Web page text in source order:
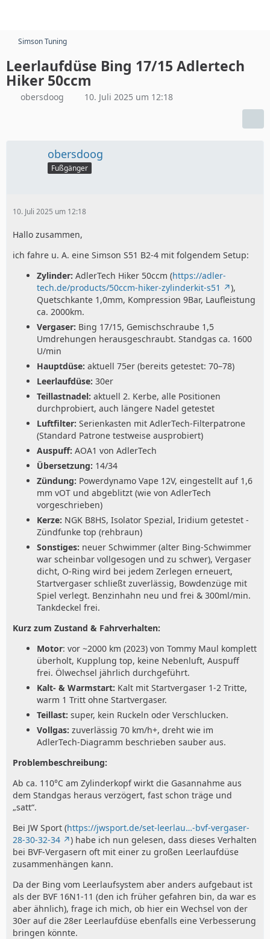
Simson Tuning
Leerlaufdüse Bing 17/15 Adlertech
Hiker 50ccm
obersdoog 10. Juli 2025 um 12:18
obersdoog
Fußgänger
10. Juli 2025 um 12:18
Hallo zusammen,
ich fahre u. A. eine Simson S51 B2-4 mit folgendem Setup:
Zylinder: AdlerTech Hiker 50ccm (https://adler-
tech.de/products/50ccm-hiker-zylinderkit-s51
),
Quetschkante 1,0mm, Kompression 9Bar, Laufleistung
ca. 2000km.
Vergaser: Bing 17/15, Gemischschraube 1,5
Umdrehungen herausgeschraubt. Standgas ca. 1600
U/min
Hauptdüse: aktuell 75er (bereits getestet: 70–78)
Leerlaufdüse: 30er
Teillastnadel: aktuell 2. Kerbe, alle Positionen
durchprobiert, auch längere Nadel getestet
Luftfilter: Serienkasten mit AdlerTech-Filterpatrone
(Standard Patrone testweise ausprobiert)
Auspuff: AOA1 von AdlerTech
Übersetzung: 14/34
Zündung: Powerdynamo Vape 12V, eingestellt auf 1,6
mm vOT und abgeblitzt (wie von AdlerTech
vorgeschrieben)
Kerze: NGK B8HS, Isolator Spezial, Iridium getestet -
Zündfunke top (rehbraun)
Sonstiges: neuer Schwimmer (alter Bing-Schwimmer
war scheinbar vollgesogen und zu schwer), Vergaser
dicht, O-Ring wird bei jedem Zerlegen erneuert,
Startvergaser schließt zuverlässig, Bowdenzüge mit
Spiel verlegt. Benzinhahn neu und frei & 300ml/min.
Tankdeckel frei.
Kurz zum Zustand & Fahrverhalten:
Motor: vor ~2000 km (2023) von Tommy Maul komplett
überholt, Kupplung top, keine Nebenluft, Auspuff
frei. Ölwechsel jährlich durchgeführt.
Kalt- & Warmstart: Kalt mit Startvergaser 1-2 Tritte,
warm 1 Tritt ohne Startvergaser.
Teillast: super, kein Ruckeln oder Verschlucken.
Vollgas: zuverlässig 70 km/h+, dreht wie im
AdlerTech-Diagramm beschrieben sauber aus.
Problembeschreibung:
Ab ca. 110°C am Zylinderkopf wirkt die Gasannahme aus
dem Standgas heraus verzögert, fast schon träge und
„satt“.
Bei JW Sport (https://jwsport.de/set-leerlau…-bvf-vergaser-
28-30-32-34
) habe ich nun gelesen, dass dieses Verhalten
bei BVF-Vergasern oft mit einer zu großen Leerlaufdüse
zusammenhängen kann.
Da der Bing vom Leerlaufsystem aber anders aufgebaut ist
als der BVF 16N1-11 (den ich früher gefahren bin, da war es
aber ähnlich), frage ich mich, ob hier ein Wechsel von der
30er auf die 28er Leerlaufdüse ebenfalls eine Verbesserung
bringen könnte.